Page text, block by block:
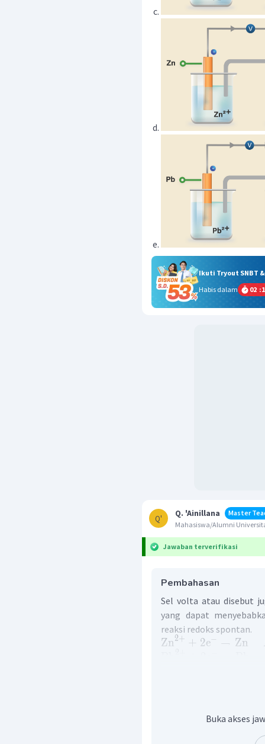
Ikuti Tryout SNBT
Habis dalam
02 :
Q'
Q. 'Ainillana
Master
Mahasiswa/Alumni
Jawaban terverifikasi
Pembahasan
Sel volta atau disebut
yang dapat
reaksi redoks spontan.
Zn2+ + 2e− → Zn
potensial reduksi standar
Pb berperan
Buka akses